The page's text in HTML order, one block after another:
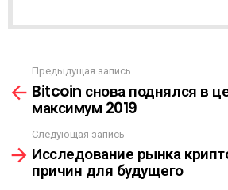
А
С
Ы
Л
К
А
м
е
Предыдущая запись
Bitcoin снова поднялся в
максимум 2019
Следующая запись
Исследование рынка
причин для будущего